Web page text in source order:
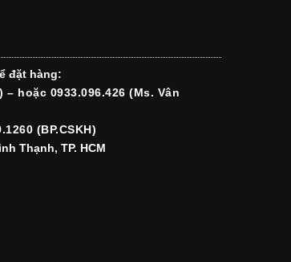
đặt hàng:
hoặc 0933.096.426 (Ms. Vân
(BP.CSKH)
Thạnh, TP. HCM